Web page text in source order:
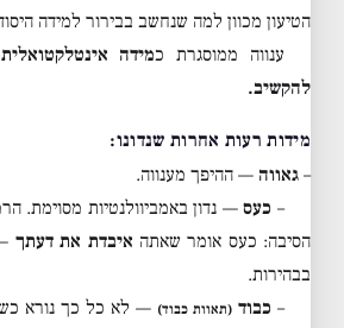
הטיעון מכוון למה שנחשב בבירור למידה
ענווה ממוסגרת כמידה אינטלקטואלית
להקשיב.
מידות רעות אחרות שנדונו:
– גאווה — ההיפך מענווה.
– כעס— נדון באמביוולנטיות מסוימת.
הסיבה: כעס אומר שאתה איבדת את דעתך
בבהירות.
– כבוד(תאוות כבוד) — לא כל כך נורא